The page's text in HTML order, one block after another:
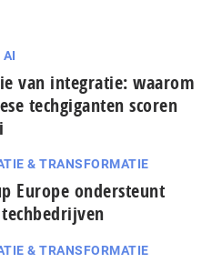
AI
van integratie: waarom
techgiganten scoren
& TRANSFORMATIE
Europe ondersteunt
& TRANSFORMATIE